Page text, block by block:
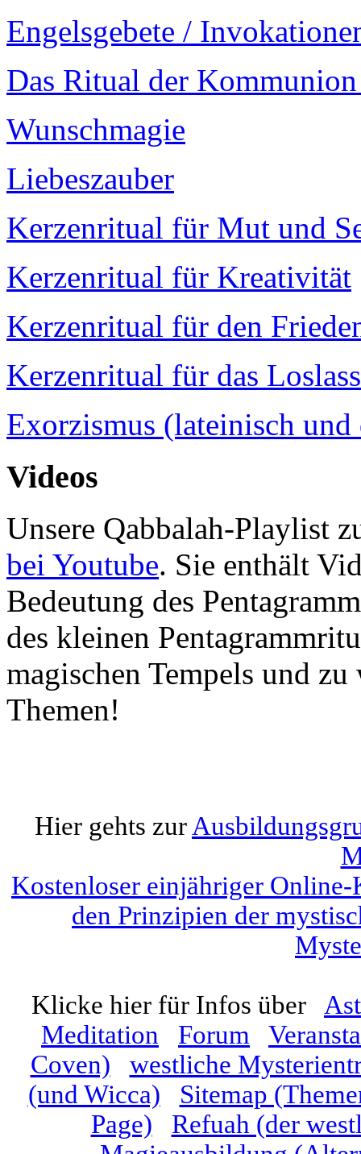
Engelsgebete /
Das Ritual der
Wunschmagie
Liebeszauber
Kerzenritual für Mut und
Kerzenritual für Kreativität
Kerzenritual für den
Kerzenritual für das
Exorzismus (lateinisch und
Videos
Unsere Qabbalah-Playlist
bei Youtube. Sie enthält
Bedeutung des
des kleinen
magischen Tempels und
Themen!
Hier gehts zur
Kostenloser einjähriger
den Prinzipien der
Klicke hier für Infos über
Meditation
Forum
Coven)
westliche
(und Wicca)
Sitemap
Page)
Refuah (der